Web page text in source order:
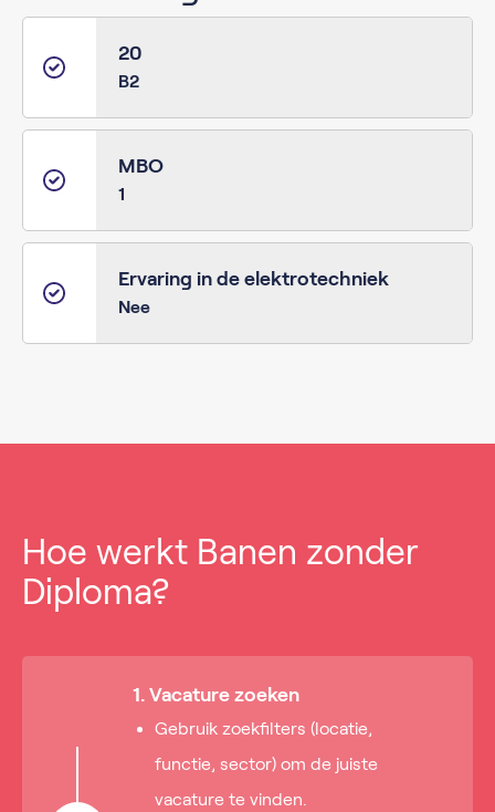
20
B2
MBO
1
Ervaring in de elektrotechniek
Nee
Hoe werkt Banen zonder
Diploma?
1. Vacature zoeken
Gebruik zoekfilters (locatie,
functie, sector) om de juiste
vacature te vinden.